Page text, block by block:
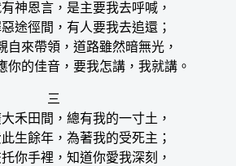
神恩言，是主要我去呼喊，
途徑間，有人要我去追還；
自來帶領，道路雖然暗無光，
你的佳音，要我怎講，我就講。
三
禾田間，總有我的一寸土，
生餘年，為著我的受死主；
你手裡，知道你愛我深刻，